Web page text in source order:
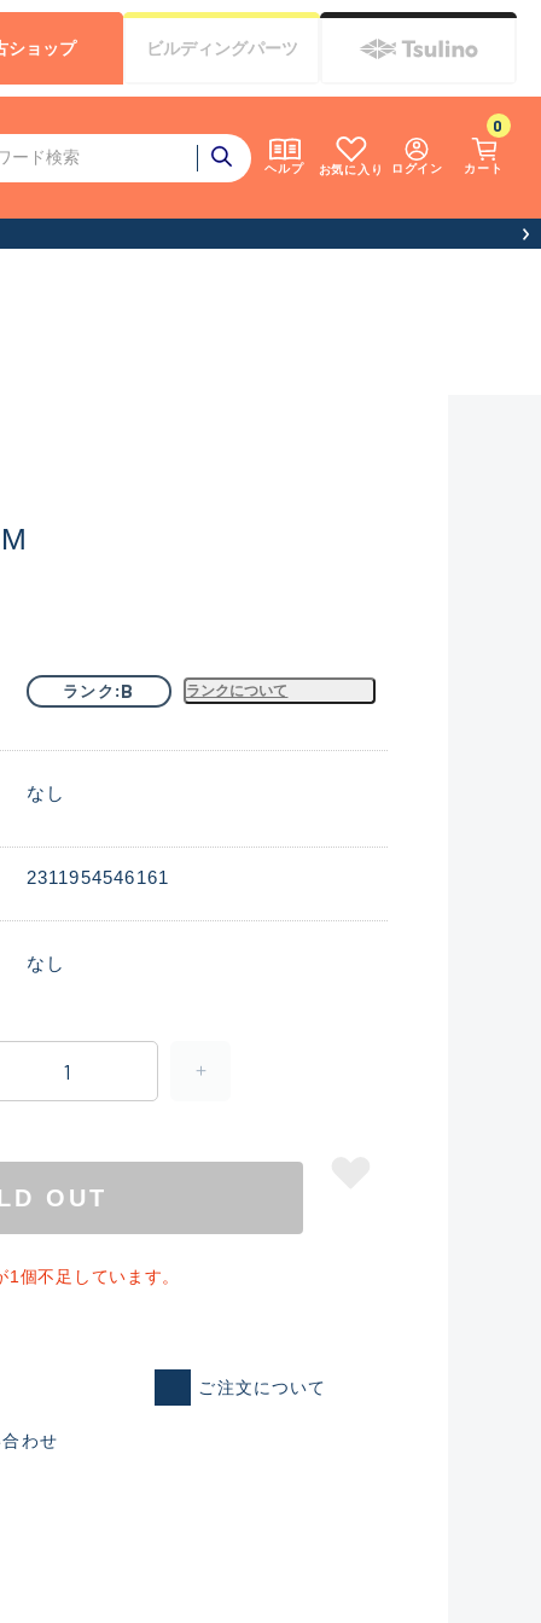
ヘルプ お気に入り ログイン カート
0
ショップ ビルディングパーツ
れた未使用
ランク B ランクについて
なし
2311954546161
なし
OUT
個不足しています。
ご注文について
わせ